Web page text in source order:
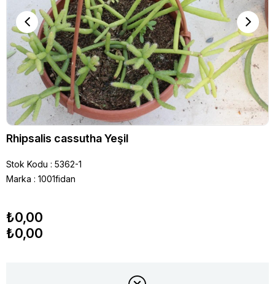
Rhipsalis cassutha Yeşil
Stok Kodu
5362-1
Marka : 1001fidan
₺0,00
₺0,00